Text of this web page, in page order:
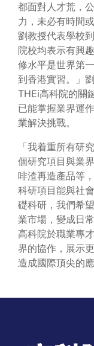
都面對人才荒，
力，未必有時間
劉教授代表學校
院校均表示有興
修水平是世界第
到香港實習。」
THEi高科院的關
已能掌握業界運
業解決挑戰。
「我着重所有研
個研究項目與業
啡渣再造產品等
科研項目能與社
礎科研，我們希
業市場，變成日
高科院於職業專
界的協作，展示
造成國際頂尖的